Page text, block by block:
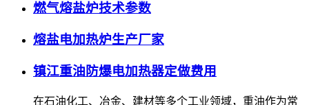
燃气熔盐炉技术参数
熔盐电加热炉生产厂家
镇江重油防爆电加热器定做费用
在石油化工、冶金、建材等多个工业领域，重油作为常